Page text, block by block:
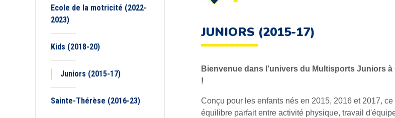
Ecole de la motricité (2022-
2023)
Kids (2018-20)
Juniors (2015-17)
Sainte-Thérèse (2016-23)
JUNIORS (2015-17)
Bienvenue dans l'univers du Multisports Juniors à
!
Conçu pour les enfants nés en 2015, 2016 et 2017, ce
équilibre parfait entre activité physique, travail